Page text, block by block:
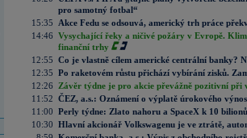
pro samotný fotbal“
15:35
Akce Fedu se odsouvá, americký trh práce
14:46 Vysychající řeky a ničivé požáry v Evropě.
finanční trhy
12:55 Co je vlastně cílem americké centrální banky?
12:35 Po raketovém růstu přichází vybírání zisků.
12:26
Závěr týdne je pro akcie převážně pozitivní při
11:52 ČEZ, a.s.: Oznámení o výplatě úrokového
11:00 Perly týdne: Zlato nahoru a SpaceX k 10
10:30 Hlavní akcionář Volkswagenu je ve ztrátě,